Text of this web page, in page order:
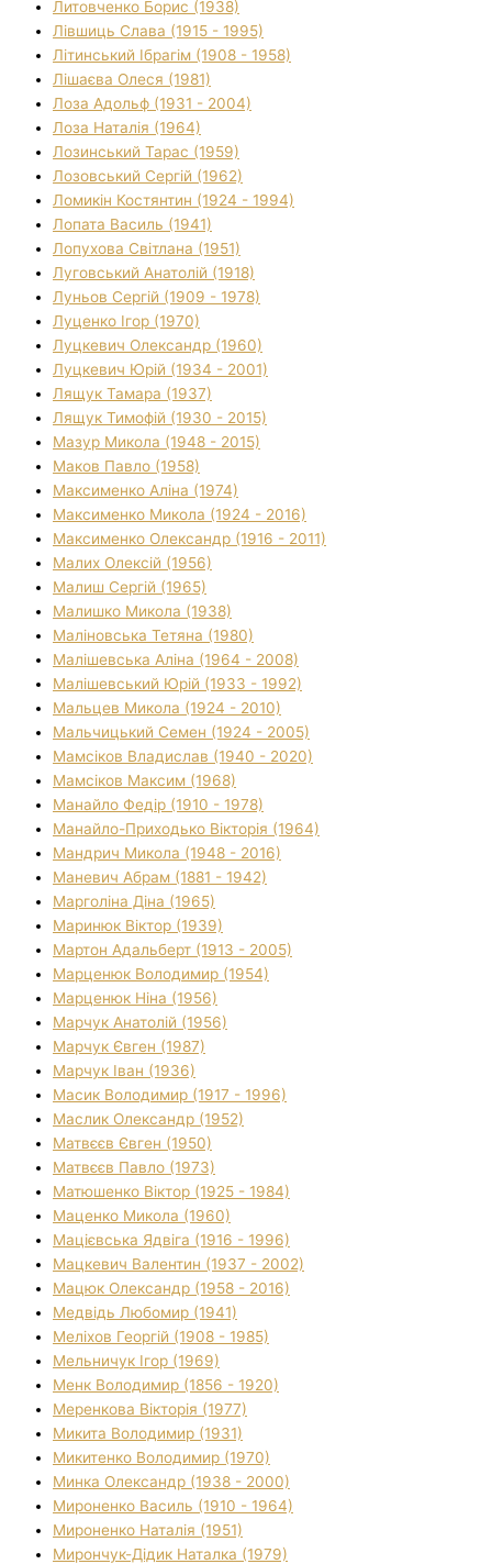
Литовченко Борис (1938)
Лівшиць Слава (1915 - 1995)
Літинський Ібрагім (1908 - 1958)
Лішаєва Олеся (1981)
Лоза Адольф (1931 - 2004)
Лоза Наталія (1964)
Лозинський Тарас (1959)
Лозовський Сергій (1962)
Ломикін Костянтин (1924 - 1994)
Лопата Василь (1941)
Лопухова Світлана (1951)
Луговський Анатолій (1918)
Луньов Сергій (1909 - 1978)
Луценко Ігор (1970)
Луцкевич Олександр (1960)
Луцкевич Юрій (1934 - 2001)
Лящук Тамара (1937)
Лящук Тимофій (1930 - 2015)
Мазур Микола (1948 - 2015)
Маков Павло (1958)
Максименко Аліна (1974)
Максименко Микола (1924 - 2016)
Максименко Олександр (1916 - 2011)
Малих Олексій (1956)
Малиш Сергій (1965)
Малишко Микола (1938)
Маліновська Тетяна (1980)
Малішевська Аліна (1964 - 2008)
Малішевський Юрій (1933 - 1992)
Мальцев Микола (1924 - 2010)
Мальчицький Семен (1924 - 2005)
Мамсіков Владислав (1940 - 2020)
Мамсіков Максим (1968)
Манайло Федір (1910 - 1978)
Манайло-Приходько Вікторія (1964)
Мандрич Микола (1948 - 2016)
Маневич Абрам (1881 - 1942)
Марголіна Діна (1965)
Маринюк Віктор (1939)
Мартон Адальберт (1913 - 2005)
Марценюк Володимир (1954)
Марценюк Ніна (1956)
Марчук Анатолій (1956)
Марчук Євген (1987)
Марчук Іван (1936)
Масик Володимир (1917 - 1996)
Маслик Олександр (1952)
Матвєєв Євген (1950)
Матвєєв Павло (1973)
Матюшенко Віктор (1925 - 1984)
Маценко Микола (1960)
Мацієвська Ядвіга (1916 - 1996)
Мацкевич Валентин (1937 - 2002)
Мацюк Олександр (1958 - 2016)
Медвідь Любомир (1941)
Меліхов Георгій (1908 - 1985)
Мельничук Ігор (1969)
Менк Володимир (1856 - 1920)
Меренкова Вікторія (1977)
Микита Володимир (1931)
Микитенко Володимир (1970)
Минка Олександр (1938 - 2000)
Мироненко Василь (1910 - 1964)
Мироненко Наталія (1951)
Мирончук-Дідик Наталка (1979)